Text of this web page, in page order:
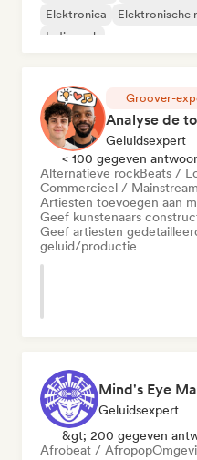
Elektronica
Elektronische
Indie rock
Groover-
Analyse de
Geluidsexpert
< 100 gegeven
Alternatieve rockBeats /
Commercieel / Mainstream
Artiesten toevoegen aan
Geef kunstenaars
Geef artiesten
geluid/productie
Mind's Eye
Geluidsexpert
&gt; 200 gegeven
Afrobeat / Afropop